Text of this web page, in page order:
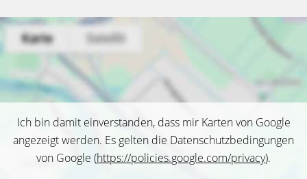
Ich bin damit einverstanden, dass mir Karten von Google
angezeigt werden. Es gelten die Datenschutzbedingungen
von Google (https://policies.google.com/privacy).